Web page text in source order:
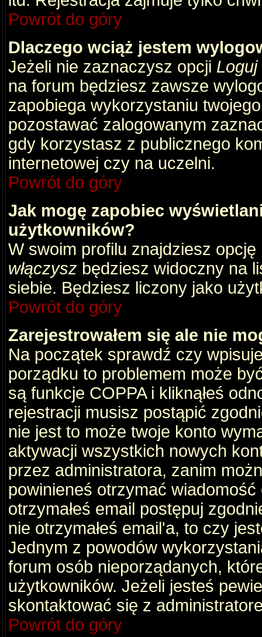
Powrót do góry
Dlaczego wciąż jestem
Jeżeli nie zaznaczysz opcji
na forum będziesz zawsze
zapobiega wykorzystaniu
pozostawać zalogowanym
gdy korzystasz z publicznego
internetowej czy na uczelni.
Powrót do góry
Jak mogę zapobiec
użytkowników?
W swoim profilu znajdziesz opcję
włączysz będziesz widoczny na
siebie. Będziesz liczony jako
Powrót do góry
Zarejestrowałem się ale nie
Na początek sprawdź czy
porządku to problemem może
są funkcje COPPA i kliknąłeś
rejestracji musisz postąpić
nie jest to może twoje konto
aktywacji wszystkich nowych
przez administratora, zanim
powinieneś otrzymać
otrzymałeś email postępuj
nie otrzymałeś email'a, to czy
Jednym z powodów
forum osób nieporządanych,
użytkowników. Jeżeli jesteś
skontaktować się z
Powrót do góry